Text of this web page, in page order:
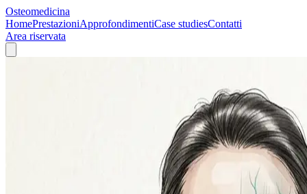
Osteomedicina
HomePrestazioniApprofondimentiCase studiesContatti
Area riservata